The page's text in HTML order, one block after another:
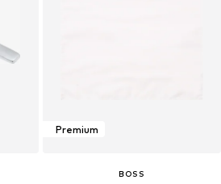
Premium
BOSS